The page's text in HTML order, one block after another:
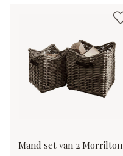
Mand set van 2 Morrilton